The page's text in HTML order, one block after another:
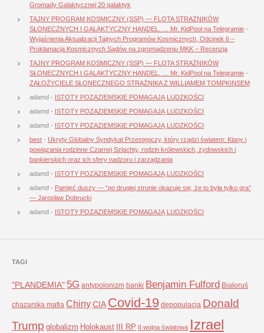
Gromady Galaktycznej 20 galaktyk
TAJNY PROGRAM KOSMICZNY (SSP) — FLOTA STRAŻNIKÓW
SŁONECZNYCH I GALAKTYCZNY HANDEL. … Mr. KidPool na Telegramie -
Wyjaśnienia Aktualizacji Tajnych Programów Kosmicznych, Odcinek 6 –
Proklamacja Kosmicznych Sądów na zgromadzeniu MKK – Recenzja
TAJNY PROGRAM KOSMICZNY (SSP) — FLOTA STRAŻNIKÓW
SŁONECZNYCH I GALAKTYCZNY HANDEL. … Mr. KidPool na Telegramie -
ZAŁOŻYCIELE SŁONECZNEGO STRAŻNIKA Z WILLIAMEM TOMPKINSEM
adamd - ISTOTY POZAZIEMSKIE POMAGAJĄ LUDZKOŚCI
adamd - ISTOTY POZAZIEMSKIE POMAGAJĄ LUDZKOŚCI
adamd - ISTOTY POZAZIEMSKIE POMAGAJĄ LUDZKOŚCI
best - Ukryty Globalny Syndykat Przestępczy, który rządzi światem: Klany i
powiązania rodzinne Czarnej Szlachty, rodzin królewskich, żydowskich i
bankierskich oraz ich sfery nadzoru i zarządzania
adamd - ISTOTY POZAZIEMSKIE POMAGAJĄ LUDZKOŚCI
adamd - Pamięć duszy — “po drugiej stronie okazuje się, że to była tylko gra”
— Jarosław Dobrucki
adamd - ISTOTY POZAZIEMSKIE POMAGAJĄ LUDZKOŚCI
TAGI
"PLANDEMIA" 5G antypolonizm banki Benjamin Fulford Białoruś
chazarska mafia ChinyCIA Covid-19 depopulacja Donald
Trump globalizm Holokaust III RP II wojna światowa Izrael